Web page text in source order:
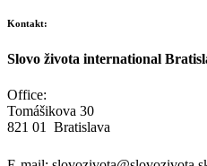
Kontakt:
Slovo života international
Office:
Tomášikova 30
821 01 Bratislava